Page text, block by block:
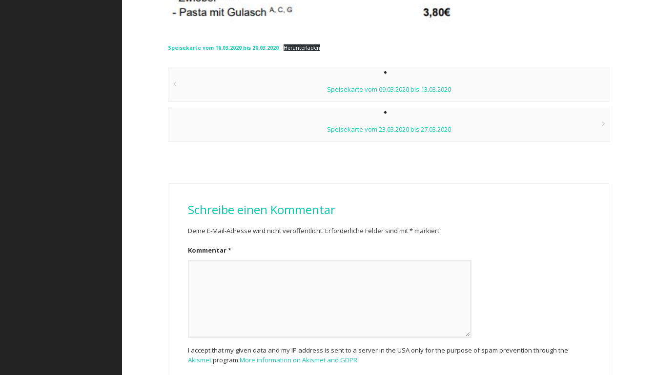
Speisekarte vom 16.03.2020 bis 20.03.2020 Herunterladen
navigation
Speisekarte vom 09.03.2020 bis 13.03.2020
Speisekarte vom 23.03.2020 bis 27.03.2020
Schreibe einen Kommentar
Deine E-Mail-Adresse wird nicht veröffentlicht. Erforderliche Felder sind mit*markiert
Kommentar*
I accept that my given data and my IP address is sent to a server in the USA only for the purpose of spam prevention through the
Akismetprogram.More information on Akismet and GDPR.